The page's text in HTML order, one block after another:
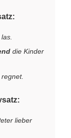
die Kinder
lieber